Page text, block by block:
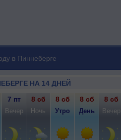
в Пиннеберге
НА 14 ДНЕЙ
7 пт 8 сб 8 сб 8 сб 8 сб
Вечер Ночь Утро День Вечер